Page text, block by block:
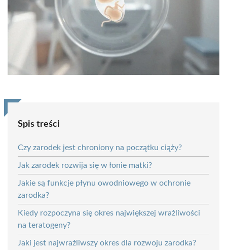
Spis treści
Czy zarodek jest chroniony na początku ciąży?
Jak zarodek rozwija się w łonie matki?
Jakie są funkcje płynu owodniowego w ochronie
zarodka?
Kiedy rozpoczyna się okres największej wrażliwości
na teratogeny?
Jaki jest najwrażliwszy okres dla rozwoju zarodka?